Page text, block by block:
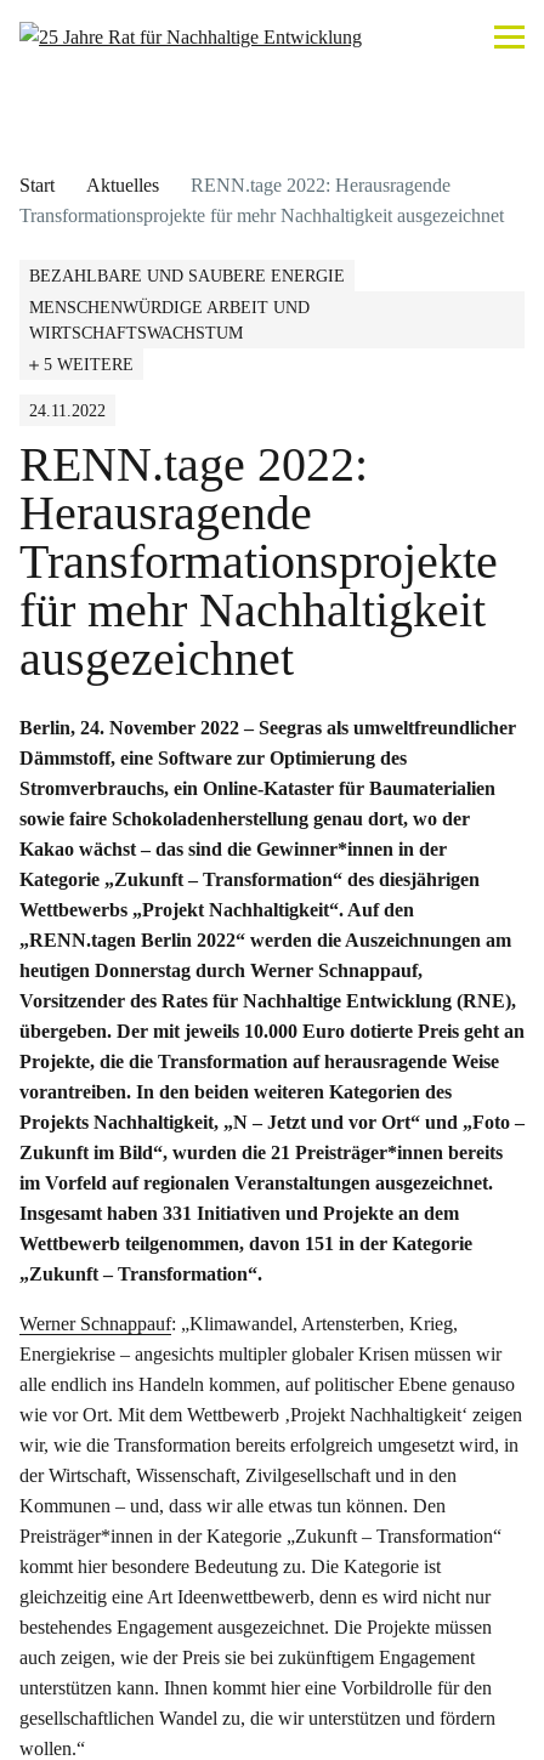
Start Aktuelles
RENN.tage 2022: Herausragende
Transformationsprojekte für mehr Nachhaltigkeit ausgezeichnet
BEZAHLBARE UND SAUBERE ENERGIE
MENSCHENWÜRDIGE ARBEIT UND
WIRTSCHAFTSWACHSTUM
5 WEITERE
24.11.2022
RENN.tage 2022:
Herausragende
Transformationsprojekte
für mehr Nachhaltigkeit
ausgezeichnet
Berlin, 24. November 2022 –Seegras als umweltfreundlicher
Dämmstoff, eine Software zur Optimierung des
Stromverbrauchs, ein Online-Kataster für Baumaterialien
sowie faire Schokoladenherstellung genau dort, wo der
Kakao wächst – das sind die Gewinner*innen in der
Kategorie „Zukunft – Transformation“ des diesjährigen
Wettbewerbs „Projekt Nachhaltigkeit“. Auf den
„RENN.tagen Berlin 2022“ werden die Auszeichnungen am
heutigen Donnerstag durch Werner Schnappauf,
Vorsitzender des Rates für Nachhaltige Entwicklung (RNE),
übergeben. Der mit jeweils 10.000 Euro dotierte Preis geht an
Projekte, die die Transformation auf herausragende Weise
vorantreiben. In den beiden weiteren Kategorien des
Projekts Nachhaltigkeit, „N – Jetzt und vor Ort“ und „Foto –
Zukunft im Bild“, wurden die 21 Preisträger*innen bereits
im Vorfeld auf regionalen Veranstaltungen ausgezeichnet.
Insgesamt haben 331 Initiativen und Projekte an dem
Wettbewerb teilgenommen, davon 151 in der Kategorie
„Zukunft – Transformation“.
Werner Schnappauf: „Klimawandel, Artensterben, Krieg,
Energiekrise – angesichts multipler globaler Krisen müssen wir
alle endlich ins Handeln kommen, auf politischer Ebene genauso
wie vor Ort. Mit dem Wettbewerb ‚Projekt Nachhaltigkeit‘ zeigen
wir, wie die Transformation bereits erfolgreich umgesetzt wird, in
der Wirtschaft, Wissenschaft, Zivilgesellschaft und in den
Kommunen – und, dass wir alle etwas tun können. Den
Preisträger*innen in der Kategorie „Zukunft – Transformation“
kommt hier besondere Bedeutung zu. Die Kategorie ist
gleichzeitig eine Art Ideenwettbewerb, denn es wird nicht nur
bestehendes Engagement ausgezeichnet. Die Projekte müssen
auch zeigen, wie der Preis sie bei zukünftigem Engagement
unterstützen kann. Ihnen kommt hier eine Vorbildrolle für den
gesellschaftlichen Wandel zu, die wir unterstützen und fördern
wollen.“